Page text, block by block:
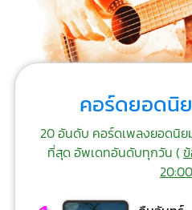
คอร์ดยอดนิ
20 อันดับ คอร์ดเพลงยอดนิย
ที่สุด อัพเดทอันดับทุกวัน (
20:00